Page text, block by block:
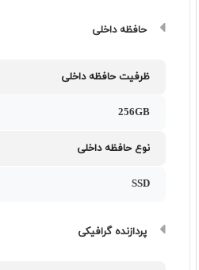
حافظه داخلی
ظرفیت حافظه داخلی
256GB
نوع حافظه داخلی
SSD
پردازنده گرافیکی